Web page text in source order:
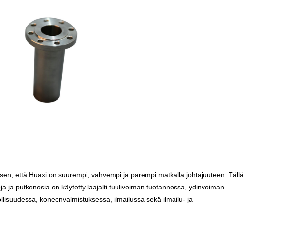
että Huaxi on suurempi, vahvempi ja parempi matkalla johtajuuteen. Tällä
ja putkenosia on käytetty laajalti tuulivoiman tuotannossa, ydinvoiman
koneenvalmistuksessa, ilmailussa sekä ilmailu- ja